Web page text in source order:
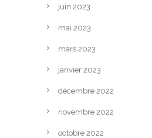
juin 2023
mai 2023
mars 2023
janvier 2023
décembre 2022
novembre 2022
octobre 2022